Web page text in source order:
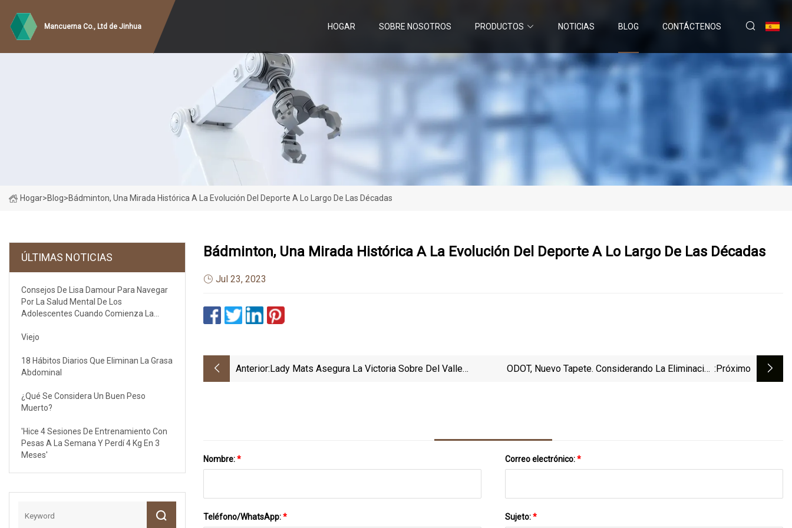
Mancuerna Co., Ltd de Jinhua HOGAR SOBRE NOSOTROS PRODUCTOS NOTICIAS BLOG CONTÁCTENOS
Hogar>Blog>Bádminton, Una Mirada Histórica A La Evolución Del Deporte A Lo Largo De Las Décadas
ÚLTIMAS NOTICIAS
Consejos De Lisa Damour Para Navegar
Por La Salud Mental De Los
Adolescentes Cuando Comienza La
Viejo
18 Hábitos Diarios Que Eliminan La Grasa
Abdominal
¿Qué Se Considera Un Buen Peso
Muerto?
'Hice 4 Sesiones De Entrenamiento Con
Pesas A La Semana Y Perdí 4 Kg En 3
Meses'
Bádminton, Una Mirada Histórica A La Evolución Del Deporte A Lo Largo De Las Décadas
Jul 23, 2023
Anterior:Lady Mats Asegura La Victoria Sobre Del Valle
ODOT, Nuevo Tapete. Considerando La Eliminación
:próximo
Nombre:* Correo electrónico:*
Teléfono/WhatsApp:* Sujeto:*